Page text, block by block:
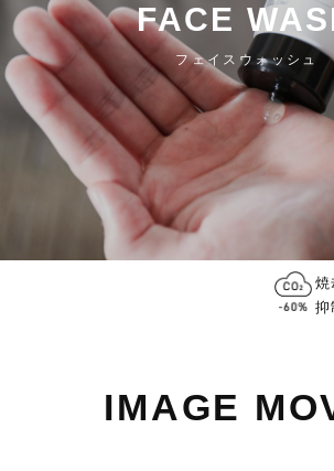
FACE
フェイスウォッシュ
焼
抑
IMAGE